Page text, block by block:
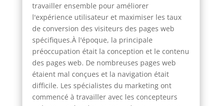
travailler ensemble pour améliorer
l'expérience utilisateur et maximiser les taux
de conversion des visiteurs des pages web
spécifiques.À l'époque, la principale
préoccupation était la conception et le contenu
des pages web. De nombreuses pages web
étaient mal conçues et la navigation était
difficile. Les spécialistes du marketing ont
commencé à travailler avec les concepteurs